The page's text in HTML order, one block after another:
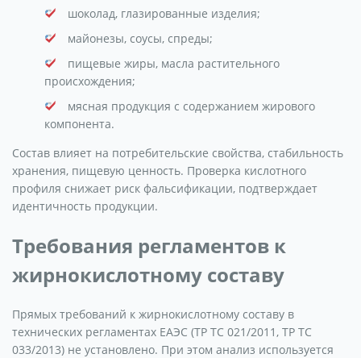
шоколад, глазированные изделия;
майонезы, соусы, спреды;
пищевые жиры, масла растительного
происхождения;
мясная продукция с содержанием жирового
компонента.
Состав влияет на потребительские свойства, стабильность
хранения, пищевую ценность. Проверка кислотного
профиля снижает риск фальсификации, подтверждает
идентичность продукции.
Требования регламентов к
жирнокислотному составу
Прямых требований к жирнокислотному составу в
технических регламентах ЕАЭС (ТР ТС 021/2011, ТР ТС
033/2013) не установлено. При этом анализ используется